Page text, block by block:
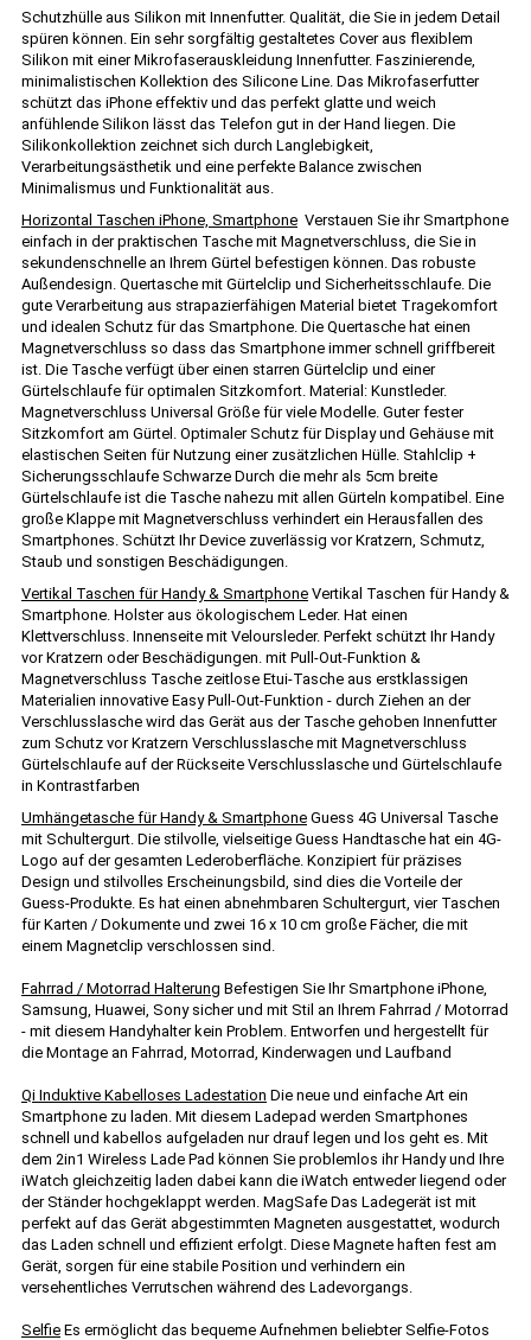
Schutzhülle aus Silikon mit Innenfutter. Qualität, die Sie in jedem Detail
spüren können. Ein sehr sorgfältig gestaltetes Cover aus flexiblem
Silikon mit einer Mikrofaserauskleidung Innenfutter. Faszinierende,
minimalistischen Kollektion des Silicone Line. Das Mikrofaserfutter
schützt das iPhone effektiv und das perfekt glatte und weich
anfühlende Silikon lässt das Telefon gut in der Hand liegen. Die
Silikonkollektion zeichnet sich durch Langlebigkeit,
Verarbeitungsästhetik und eine perfekte Balance zwischen
Minimalismus und Funktionalität aus.
Horizontal Taschen iPhone, Smartphone Verstauen Sie ihr Smartphone
einfach in der praktischen Tasche mit Magnetverschluss, die Sie in
sekundenschnelle an Ihrem Gürtel befestigen können. Das robuste
Außendesign. Quertasche mit Gürtelclip und Sicherheitsschlaufe. Die
gute Verarbeitung aus strapazierfähigen Material bietet Tragekomfort
und idealen Schutz für das Smartphone. Die Quertasche hat einen
Magnetverschluss so dass das Smartphone immer schnell griffbereit
ist. Die Tasche verfügt über einen starren Gürtelclip und einer
Gürtelschlaufe für optimalen Sitzkomfort. Material: Kunstleder.
Magnetverschluss Universal Größe für viele Modelle. Guter fester
Sitzkomfort am Gürtel. Optimaler Schutz für Display und Gehäuse mit
elastischen Seiten für Nutzung einer zusätzlichen Hülle. Stahlclip +
Sicherungsschlaufe Schwarze Durch die mehr als 5cm breite
Gürtelschlaufe ist die Tasche nahezu mit allen Gürteln kompatibel. Eine
große Klappe mit Magnetverschluss verhindert ein Herausfallen des
Smartphones. Schützt Ihr Device zuverlässig vor Kratzern, Schmutz,
Staub und sonstigen Beschädigungen.
Vertikal Taschen für Handy & Smartphone Vertikal Taschen für Handy &
Smartphone. Holster aus ökologischem Leder. Hat einen
Klettverschluss. Innenseite mit Veloursleder. Perfekt schützt Ihr Handy
vor Kratzern oder Beschädigungen. mit Pull-Out-Funktion &
Magnetverschluss Tasche zeitlose Etui-Tasche aus erstklassigen
Materialien innovative Easy Pull-Out-Funktion - durch Ziehen an der
Verschlusslasche wird das Gerät aus der Tasche gehoben Innenfutter
zum Schutz vor Kratzern Verschlusslasche mit Magnetverschluss
Gürtelschlaufe auf der Rückseite Verschlusslasche und Gürtelschlaufe
in Kontrastfarben
Umhängetasche für Handy & Smartphone Guess 4G Universal Tasche
mit Schultergurt. Die stilvolle, vielseitige Guess Handtasche hat ein 4G-
Logo auf der gesamten Lederoberfläche. Konzipiert für präzises
Design und stilvolles Erscheinungsbild, sind dies die Vorteile der
Guess-Produkte. Es hat einen abnehmbaren Schultergurt, vier Taschen
für Karten / Dokumente und zwei 16 x 10 cm große Fächer, die mit
einem Magnetclip verschlossen sind.
Fahrrad / Motorrad Halterung Befestigen Sie Ihr Smartphone iPhone,
Samsung, Huawei, Sony sicher und mit Stil an Ihrem Fahrrad / Motorrad
- mit diesem Handyhalter kein Problem. Entworfen und hergestellt für
die Montage an Fahrrad, Motorrad, Kinderwagen und Laufband
Qi Induktive Kabelloses Ladestation Die neue und einfache Art ein
Smartphone zu laden. Mit diesem Ladepad werden Smartphones
schnell und kabellos aufgeladen nur drauf legen und los geht es. Mit
dem 2in1 Wireless Lade Pad können Sie problemlos ihr Handy und Ihre
iWatch gleichzeitig laden dabei kann die iWatch entweder liegend oder
der Ständer hochgeklappt werden. MagSafe Das Ladegerät ist mit
perfekt auf das Gerät abgestimmten Magneten ausgestattet, wodurch
das Laden schnell und effizient erfolgt. Diese Magnete haften fest am
Gerät, sorgen für eine stabile Position und verhindern ein
versehentliches Verrutschen während des Ladevorgangs.
Selfie Es ermöglicht das bequeme Aufnehmen beliebter Selfie-Fotos